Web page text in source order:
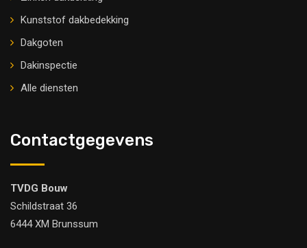
Kunststof dakbedekking
Dakgoten
Dakinspectie
Alle diensten
Contactgegevens
TVDG Bouw
Schildstraat 36
6444 XM Brunssum